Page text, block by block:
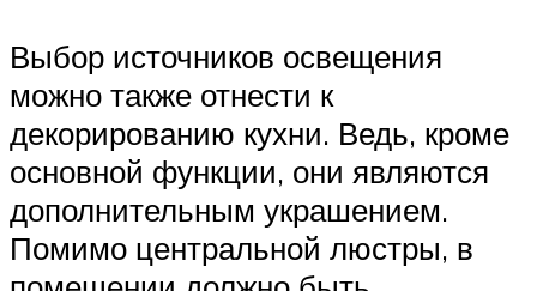
Выбор источников освещения
можно также отнести к
декорированию кухни. Ведь, кроме
основной функции, они являются
дополнительным украшением.
Помимо центральной люстры, в